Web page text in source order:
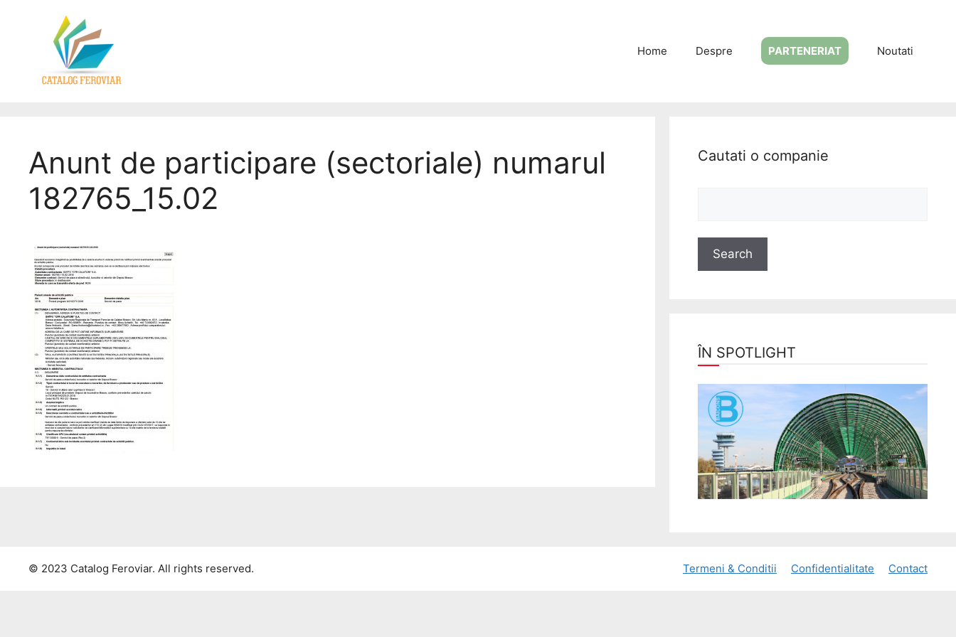
Home Despre PARTENERIAT Noutati
Anunt de participare (sectoriale) numarul
182765_15.02
Cautati o companie
ÎN SPOTLIGHT
Termeni & Conditii Confidentialitate Contact
© 2023 Catalog Feroviar. All rights reserved.